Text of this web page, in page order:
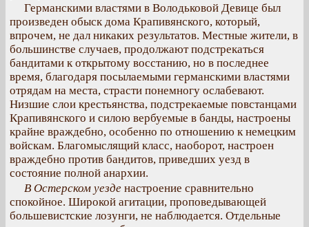
Германскими властями в Володьковой Девице был
произведен обыск дома Крапивянского, который,
впрочем, не дал никаких результатов. Местные жители, в
большинстве случаев, продолжают подстрекаться
бандитами к открытому восстанию, но в последнее
время, благодаря посылаемыми германскими властями
отрядам на места, страсти понемногу ослабевают.
Низшие слои крестьянства, подстрекаемые повстанцами
Крапивянского и силою вербуемые в банды, настроены
крайне враждебно, особенно по отношению к немецким
войскам. Благомыслящий класс, наоборот, настроен
враждебно против бандитов, приведших уезд в
состояние полной анархии.
В Остерском уезде настроение сравнительно
спокойное. Широкой агитации, проповедывающей
большевистские лозунги, не наблюдается. Отдельные